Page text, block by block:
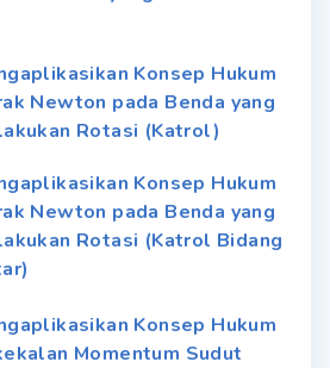
Konsep Hukum
Newton pada Benda yang
Rotasi (Katrol)
Konsep Hukum
Newton pada Benda yang
Rotasi (Katrol Bidang
Konsep Hukum
Momentum Sudut